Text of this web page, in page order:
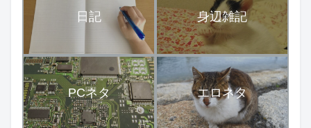
日記 身辺雑記
PCネタ エロネタ